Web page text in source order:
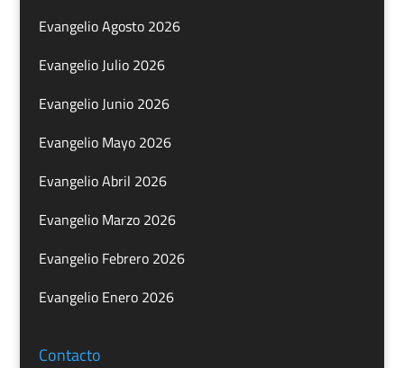
Evangelio Agosto 2026
Evangelio Julio 2026
Evangelio Junio 2026
Evangelio Mayo 2026
Evangelio Abril 2026
Evangelio Marzo 2026
Evangelio Febrero 2026
Evangelio Enero 2026
Contacto